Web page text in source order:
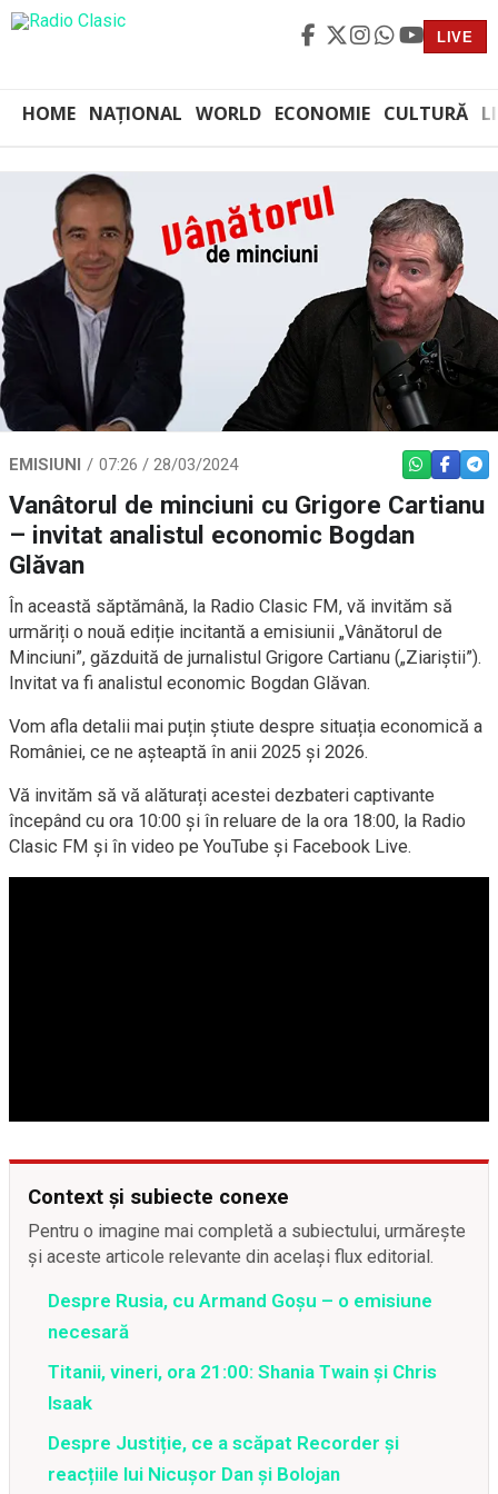
LIVE
HOME NAȚIONAL WORLD ECONOMIE CULTURĂ
EMISIUNI 07:26 / 28/03/2024 WHATSAPP
Vanâtorul de minciuni cu Grigore Cartianu
– invitat analistul economic Bogdan
Glăvan
În această săptămână, la Radio Clasic FM, vă invităm să
urmăriți o nouă ediție incitantă a emisiunii „Vânătorul de
Minciuni”, găzduită de jurnalistul Grigore Cartianu („Ziariștii”).
Invitat va fi analistul economic Bogdan Glăvan.
Vom afla detalii mai puțin știute despre situația economică a
României, ce ne așteaptă în anii 2025 și 2026.
Vă invităm să vă alăturați acestei dezbateri captivante
începând cu ora 10:00 și în reluare de la ora 18:00, la Radio
Clasic FM și în video pe YouTube și Facebook Live.
Context și subiecte conexe
Pentru o imagine mai completă a subiectului, urmărește
și aceste articole relevante din același flux editorial.
Despre Rusia, cu Armand Goșu – o emisiune
necesară
Titanii, vineri, ora 21:00: Shania Twain și Chris
Isaak
Despre Justiție, ce a scăpat Recorder și
reacțiile lui Nicușor Dan și Bolojan